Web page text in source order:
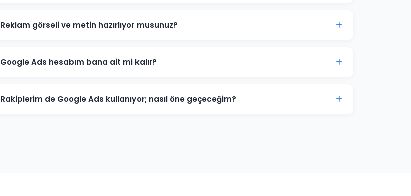
ve dönüşümler üretmeye başlar. İlk ay veri toplama, ikinci aydan itibaren optimizasyon yoğunlaşır.
Reklam görseli ve metin hazırlıyor musunuz?
tüm kreatif içerikleri üretiyoruz. İçerikler hedef kitlenize ve sektörünüze özel hazırlanır.
Google Ads hesabım bana ait mi kalır?
seviyesinde değil, reklam yöneticisi seviyesinde sağlanır. İş ilişkisi sona erdiğinde hesap üzerinde
tam kontrole sahip olursunuz.
Rakiplerim de Google Ads kullanıyor; nasıl öne geçeceğim?